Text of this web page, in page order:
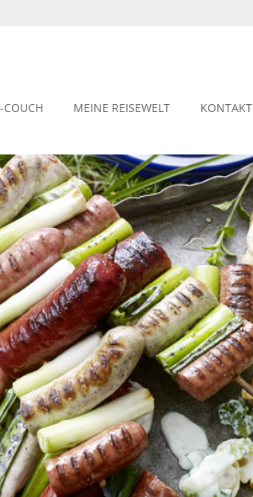
COUCH MEINE REISEWELT KONTAKT